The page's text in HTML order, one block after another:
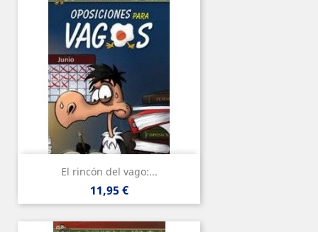
El rincón del vago:...
Precio
11,95 €